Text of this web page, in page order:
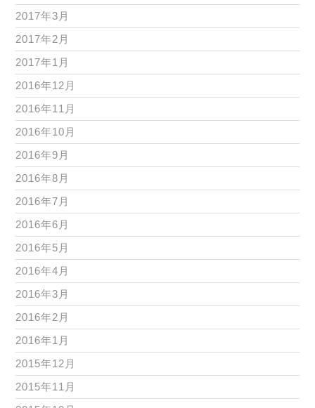
2017年3月
2017年2月
2017年1月
2016年12月
2016年11月
2016年10月
2016年9月
2016年8月
2016年7月
2016年6月
2016年5月
2016年4月
2016年3月
2016年2月
2016年1月
2015年12月
2015年11月